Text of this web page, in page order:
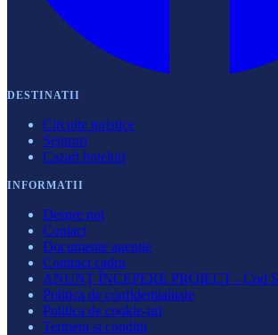
DESTINATII
Circuite turistice
Sejururi
Cazari hoteluri
INFORMATII
Despre noi
Contact
Documente agenție
Contract cadru
ANUNȚ ÎNCEPERE PROIECT - Cod
Politica de confidentialitate
Politica de cookie-uri
Termeni si conditii